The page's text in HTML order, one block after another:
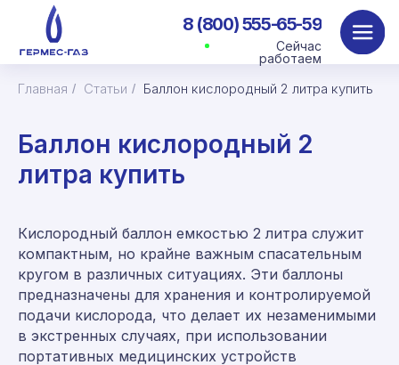
8 (800) 555-65-59
Сейчас
работаем
Главная / Статьи / Баллон кислородный 2 литра купить
Баллон кислородный 2
литра купить
Кислородный баллон емкостью 2 литра служит
компактным, но крайне важным спасательным
кругом в различных ситуациях. Эти баллоны
предназначены для хранения и контролируемой
подачи кислорода, что делает их незаменимыми
в экстренных случаях, при использовании
портативных медицинских устройств